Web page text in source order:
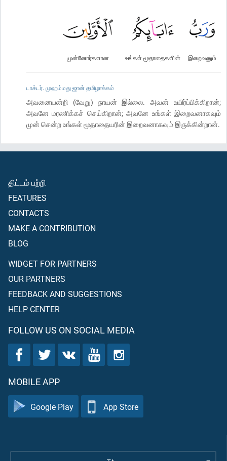
இறைவனும்
உங்கள் மூதாதைகளின்
முன்னோர்களான
டாக்டர். முஹம்மது ஜான் தமிழாக்கம்
அவனையன்றி (வேறு) நாயன் இல்லை. அவன் உயிர்ப்பிக்கிறான்;
அவனே மரணிக்கச் செய்கிறான்; அவனே உங்கள் இறைவனாகவும்
முன் சென்ற உங்கள் மூதாதையரின் இறைவனாகவும் இருக்கின்றான்.
திட்டம் பற்றி
FEATURES
CONTACTS
MAKE A CONTRIBUTION
BLOG
WIDGET FOR PARTNERS
OUR PARTNERS
FEEDBACK AND SUGGESTIONS
HELP CENTER
FOLLOW US ON SOCIAL MEDIA
MOBILE APP
Google Play App Store